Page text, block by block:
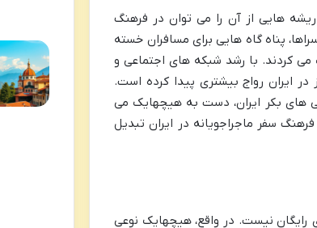
هایی از آن را می توان در فرهنگ
پناه گاه هایی برای مسافران خسته
می کردند. با رشد شبکه های اجتماعی و
ایران رواج بیشتری پیدا کرده است.
های بکر ایران، دست به هیچهایک می
سفر ماجراجویانه در ایران تبدیل
نیست. در واقع، هیچهایک نوعی